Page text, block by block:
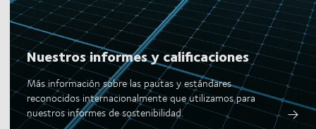
Nuestros informes y calificaciones
Más información sobre las pautas y estándares
reconocidos internacionalmente que utilizamos para
nuestros informes de sostenibilidad.